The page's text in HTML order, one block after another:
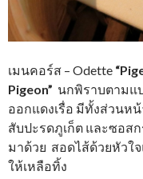
เมนคอร์ส – Odette
Pigeon” นกพิราบตามแ
ออกแดงเรื่อ มีทั้งส่วนห
สับปะรดภูเก็ต และซอส
มาด้วย สอดไส้ด้วยหัวใ
ให้เหลือทิ้ง